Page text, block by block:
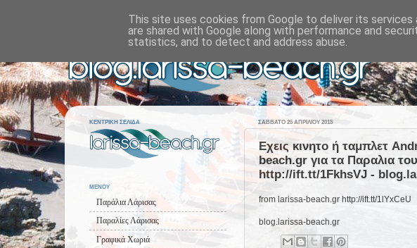
ΣΆΒΒΑΤΟ 25 ΑΠΡΙΛΊΟΥ 2015
Εχεις κινητο ή ταμπλετ
beach.gr για τα Παραλια
http://ift.tt/1FkhsVJ -
from larissa-beach.gr http://ift.tt/1lYxCeU
blog.larissa-beach.gr
ΚΕΝΤΡΙΚΗ ΣΕΛΙΔΑ
ΜΕΝΟΥ
Παράλια Λάρισας
Παραλίες Λάρισας
Γραφικά Χωριά
This site uses cookies from Google to deliver its
are shared with Google along with performance and
statistics, and to detect and address abuse.